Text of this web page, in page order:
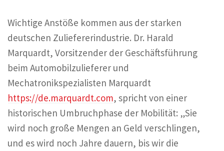
Wichtige Anstöße kommen aus der starken
deutschen Zuliefererindustrie. Dr. Harald
Marquardt, Vorsitzender der Geschäftsführung
beim Automobilzulieferer und
Mechatronikspezialisten Marquardt
https://de.marquardt.com, spricht von einer
historischen Umbruchphase der Mobilität: „Sie
wird noch große Mengen an Geld verschlingen,
und es wird noch Jahre dauern, bis wir die